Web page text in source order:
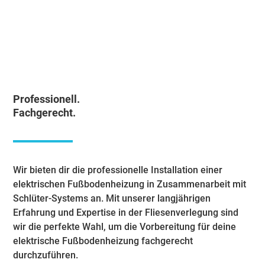
Professionell.
Fachgerecht.
Wir bieten dir die professionelle Installation einer
elektrischen Fußbodenheizung in Zusammenarbeit mit
Schlüter-Systems an. Mit unserer langjährigen
Erfahrung und Expertise in der Fliesenverlegung sind
wir die perfekte Wahl, um die Vorbereitung für deine
elektrische Fußbodenheizung fachgerecht
durchzuführen.